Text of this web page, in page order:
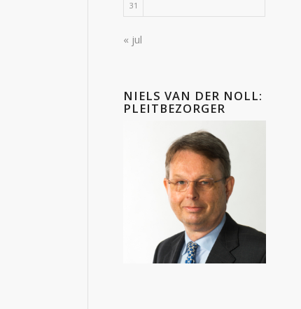
31
« jul
NIELS VAN DER NOLL:
PLEITBEZORGER